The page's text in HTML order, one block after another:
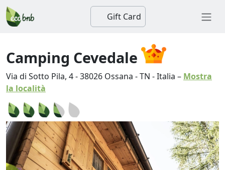
Gift Card
Camping Cevedale
Via di Sotto Pila, 4-38026 Ossana -TN -Italia – Mostra
la località